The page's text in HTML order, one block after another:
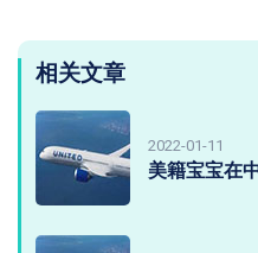
相关文章
2022-01-11
美籍宝宝在